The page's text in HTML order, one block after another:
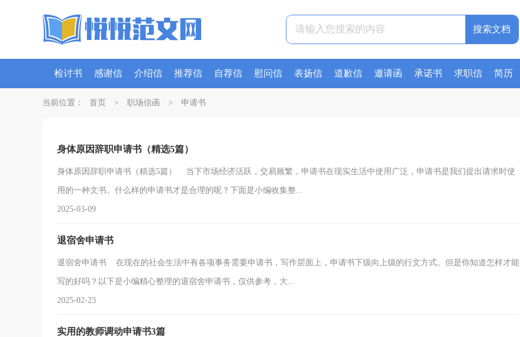
检讨书 感谢信 介绍信 推荐信 自荐信 慰问信 表扬信 道歉信 邀请函 承诺书 求职信 简历
策划书 请假条
当前位置： 首页 > 职场信函 > 申请书
身体原因辞职申请书（精选5篇）
身体原因辞职申请书（精选5篇） 当下市场经济活跃，交易频繁，申请书在现实生活中使用广泛，申请书是我们提出请求时使
用的一种文书。什么样的申请书才是合理的呢？下面是小编收集整...
2025-03-09
退宿舍申请书
退宿舍申请书 在现在的社会生活中有各项事务需要申请书，写作层面上，申请书下级向上级的行文方式。但是你知道怎样才能
写的好吗？以下是小编精心整理的退宿舍申请书，仅供参考，大...
2025-02-23
实用的教师调动申请书3篇